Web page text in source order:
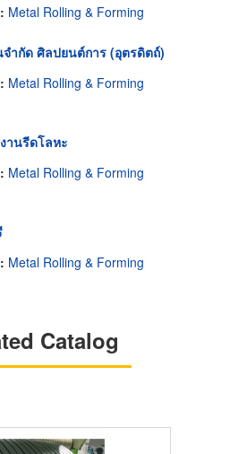
Metal Rolling & Forming
ำกัด ศิลปยนต์การ (อุตรดิตถ์)
Metal Rolling & Forming
านรีดโลหะ
Metal Rolling & Forming
Metal Rolling & Forming
Catalog